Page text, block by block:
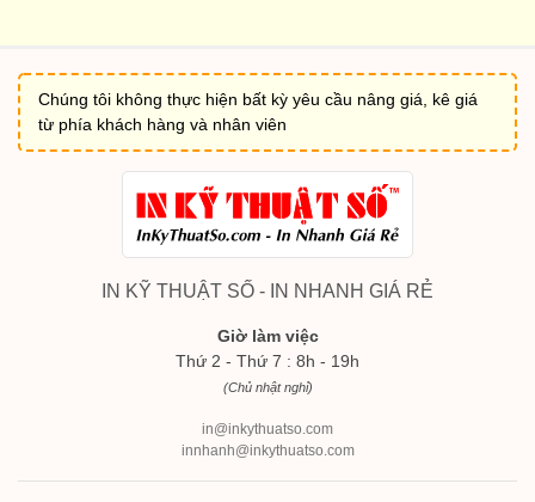
Chúng tôi không thực hiện bất kỳ yêu cầu nâng giá, kê giá
từ phía khách hàng và nhân viên
IN KỸ THUẬT SỐ - IN NHANH GIÁ RẺ
Giờ làm việc
Thứ 2 - Thứ 7 : 8h - 19h
(Chủ nhật nghỉ)
in@inkythuatso.com
innhanh@inkythuatso.com